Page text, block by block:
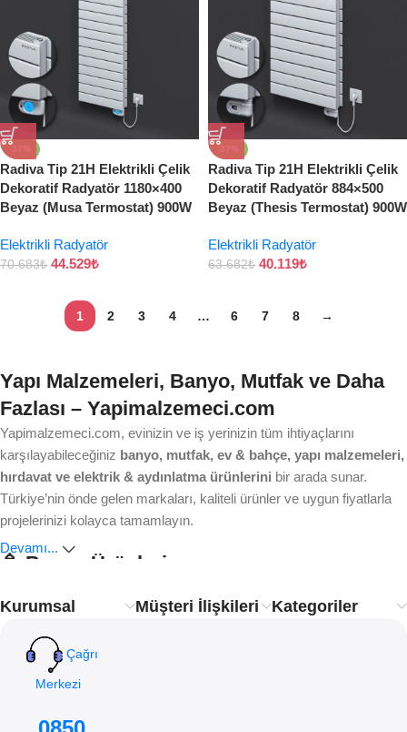
-37%
Radiva Tip 21H Elektrikli Çelik
Dekoratif Radyatör 1180×400
Beyaz (Musa Termostat) 900W
Elektrikli Radyatör
70.683₺ 44.529₺
-37%
Radiva Tip 21H Elektrikli Çelik
Dekoratif Radyatör 884×500
Beyaz (Thesis Termostat) 900W
Elektrikli Radyatör
63.682₺ 40.119₺
1 2 3 4 … 6 7 8 →
Yapı Malzemeleri, Banyo, Mutfak ve Daha
Fazlası – Yapimalzemeci.com
Yapimalzemeci.com, evinizin ve iş yerinizin tüm ihtiyaçlarını
karşılayabileceğiniz banyo, mutfak, ev & bahçe, yapı malzemeleri,
hırdavat ve elektrik & aydınlatma ürünlerini bir arada sunar.
Türkiye’nin önde gelen markaları, kaliteli ürünler ve uygun fiyatlarla
projelerinizi kolayca tamamlayın.
🚿 Banyo Ürünleri
Ankastre bataryalardan modern duş sistemlerine, lavabo ve
Estetik, dayanıklılık ve işlevsellik
🍴 Mutfak Ürünleri
Devamı...
Kurumsal Müşteri İlişkileri Kategoriler
Çağrı
Merkezi